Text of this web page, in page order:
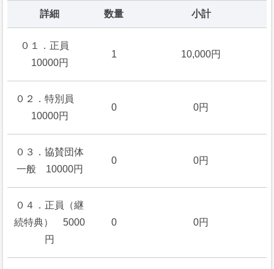
詳細 数量 小計
０１．正員
10000円
1 10,000円
０２．特別員
10000円
0 0円
０３．協賛団体
一般 10000円
0 0円
０４．正員（継
続特典） 5000
円
0 0円